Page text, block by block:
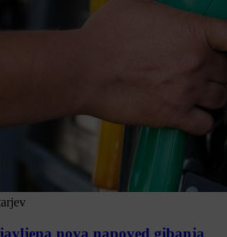
nova napoved gibanja